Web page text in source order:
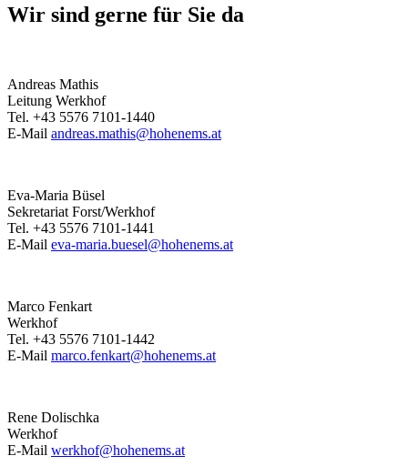
Wir sind gerne für Sie da
Andreas Mathis
Leitung Werkhof
Tel. +43 5576 7101-1440
E-Mail andreas.mathis@hohenems.at
Eva-Maria Büsel
Sekretariat Forst/Werkhof
Tel. +43 5576 7101-1441
E-Mail eva-maria.buesel@hohenems.at
Marco Fenkart
Werkhof
Tel. +43 5576 7101-1442
E-Mail marco.fenkart@hohenems.at
Rene Dolischka
Werkhof
E-Mail werkhof@hohenems.at